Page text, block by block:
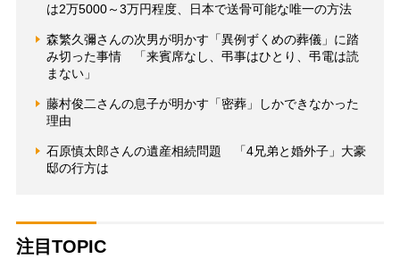
は2万5000～3万円程度、日本で送骨可能な唯一の方法
森繁久彌さんの次男が明かす「異例ずくめの葬儀」に踏
み切った事情 「来賓席なし、弔事はひとり、弔電は読
まない」
藤村俊二さんの息子が明かす「密葬」しかできなかった
理由
石原慎太郎さんの遺産相続問題 「4兄弟と婚外子」大豪
邸の行方は
注目TOPIC